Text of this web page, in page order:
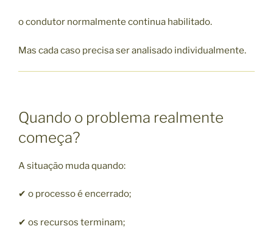
o condutor normalmente continua habilitado.
Mas cada caso precisa ser analisado individualmente.
Quando o problema realmente
começa?
A situação muda quando:
✔ o processo é encerrado;
✔ os recursos terminam;